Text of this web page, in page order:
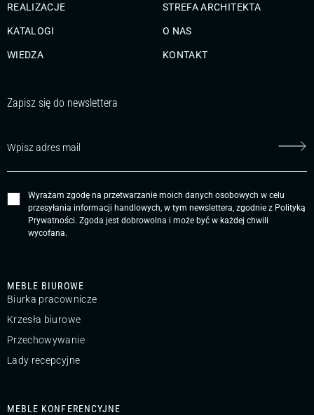
MEBLE BIUROWE
Biurka pracownicze
Krzesła biurowe
Przechowywanie
Lady recepcyjne
MEBLE KONFERENCYJNE
REALIZACJE
KATALOGI
WIEDZA
STREFA ARCHITEKTA
O NAS
KONTAKT
Zapisz się do newslettera
Wyrażam zgodę na przetwarzanie moich danych osobowych w celu
przesyłania informacji handlowych, w tym newslettera, zgodnie z Polityką
Prywatności. Zgoda jest dobrowolna i może być w każdej chwili
wycofana.